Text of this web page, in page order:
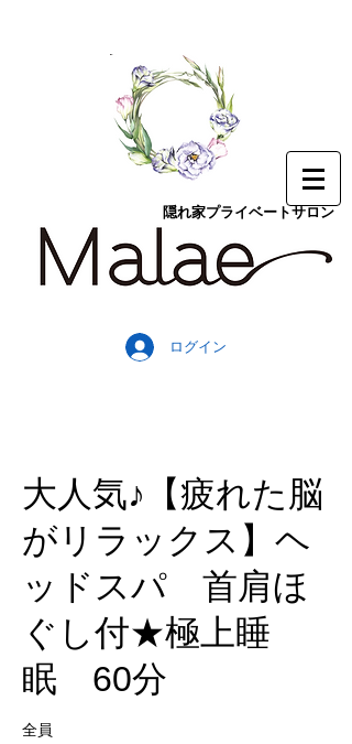
隠れ家プライベートサロン
ログイン
大人気♪【疲れた脳
がリラックス】ヘ
ッドスパ 首肩ほ
ぐし付★極上睡
眠 60分
全員